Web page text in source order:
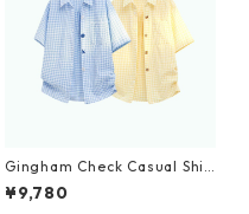
Gingham Check Casual Shir
t D0221
¥9,780